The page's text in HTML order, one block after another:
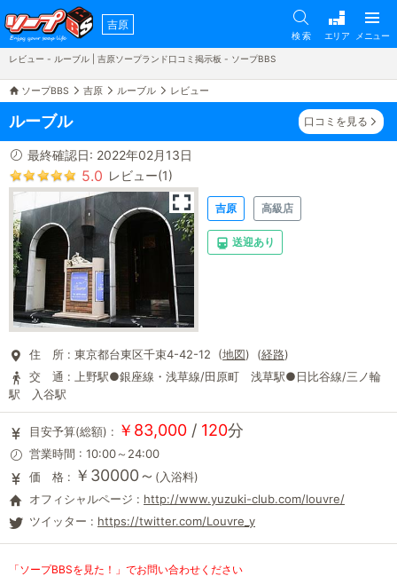
吉原
検 索 エリア メニュー
レビュー - ルーブル | 吉原ソープランド口コミ掲示板 - ソープBBS
ソープBBS 吉原 ルーブル レビュー
ルーブル 口コミを見る
最終確認日: 2022年02月13日
5.0 レビュー(1)
吉原 高級店
送迎あり
住 所 : 東京都台東区千束4-42-12 (地図) (経路)
交 通 : 上野駅●銀座線・浅草線/田原町 浅草駅●日比谷線/三ノ輪
駅 入谷駅
目安予算(総額) : ￥83,000 / 120分
営業時間 : 10:00～24:00
価 格 : ￥30000～ (入浴料)
オフィシャルページ : http://www.yuzuki-club.com/louvre/
ツイッター : https://twitter.com/Louvre_y
「ソープBBSを見た！」でお問い合わせください